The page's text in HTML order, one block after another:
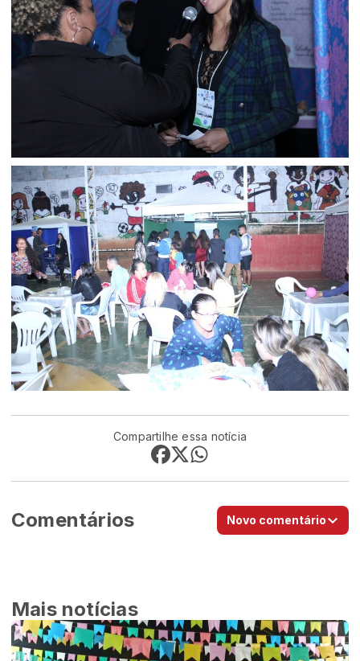
Compartilhe essa notícia
Comentários Novo comentário
Mais notícias